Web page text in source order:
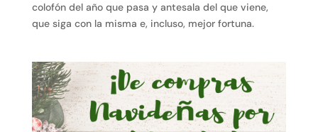
colofón del año que pasa y antesala del que viene,
que siga con la misma e, incluso, mejor fortuna.